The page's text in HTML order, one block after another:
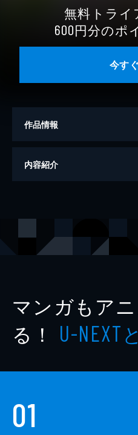
無料トライ
600円分のポ
今す
作品情報
モデル
内容紹介
マンガもア
る！ U-NEXT
01